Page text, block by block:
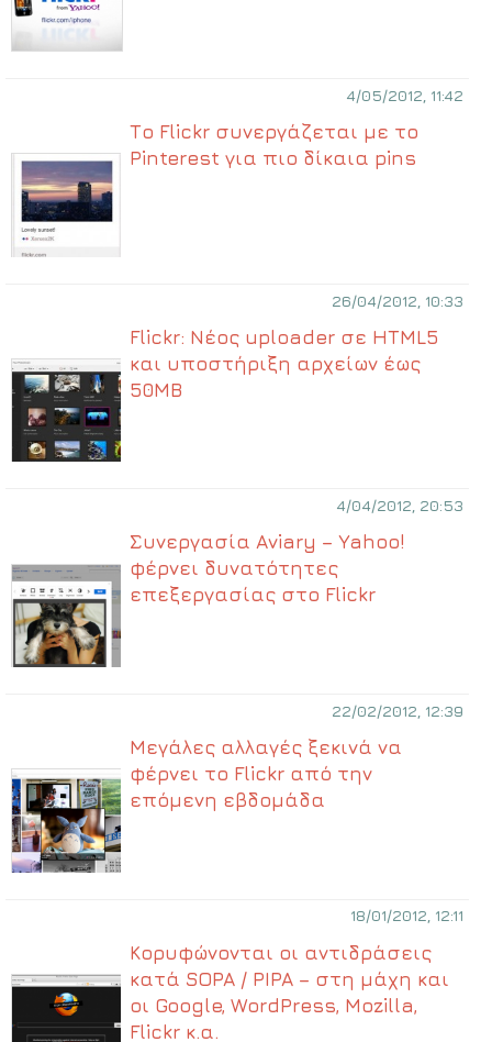
4/05/2012, 11:42
Το Flickr συνεργάζεται με το
Pinterest για πιο δίκαια pins
26/04/2012, 10:33
Flickr: Νέος uploader σε HTML5
και υποστήριξη αρχείων έως
50ΜΒ
4/04/2012, 20:53
Συνεργασία Aviary – Yahoo!
φέρνει δυνατότητες
επεξεργασίας στο Flickr
22/02/2012, 12:39
Μεγάλες αλλαγές ξεκινά να
φέρνει το Flickr από την
επόμενη εβδομάδα
18/01/2012, 12:11
Κορυφώνονται οι αντιδράσεις
κατά SOPA / PIPA – στη μάχη και
οι Google, WordPress, Mozilla,
Flickr κ.α.